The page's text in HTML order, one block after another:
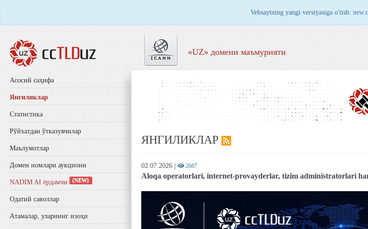
Vebsaytning yangi versiyasiga o'tish:
«UZ» домени маъмурияти
Aсосий саҳифа
Янгиликлар
Статистика
Рўйхатдан ўтказувчилар
Маълумотлар
Домен номлари аукциони
NADIM AI ёрдамчи (NEW)
Одатий саволлар
Aтамалар, уларнинг изоҳи
ЯНГИЛИКЛАР
02.07.2026 2687
Aloqa operatorlari, internet-provayderlar, tizim administratorlari